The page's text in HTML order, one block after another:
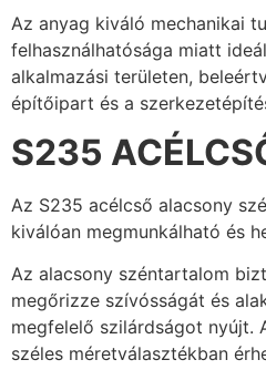
Az anyag kiváló mechanikai
felhasználhatósága miatt
alkalmazási területen,
építőipart és a
S235
Az S235 acélcső alacsony
kiválóan megmunkálható és
Az alacsony széntartalom
megőrizze szívósságát és
megfelelő szilárdságot nyújt.
széles méretválasztékban